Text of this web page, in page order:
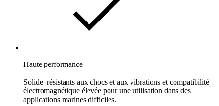
Haute performance
Solide, résistants aux chocs et aux vibrations et compatibilité
électromagnétique élevée pour une utilisation dans des
applications marines difficiles.